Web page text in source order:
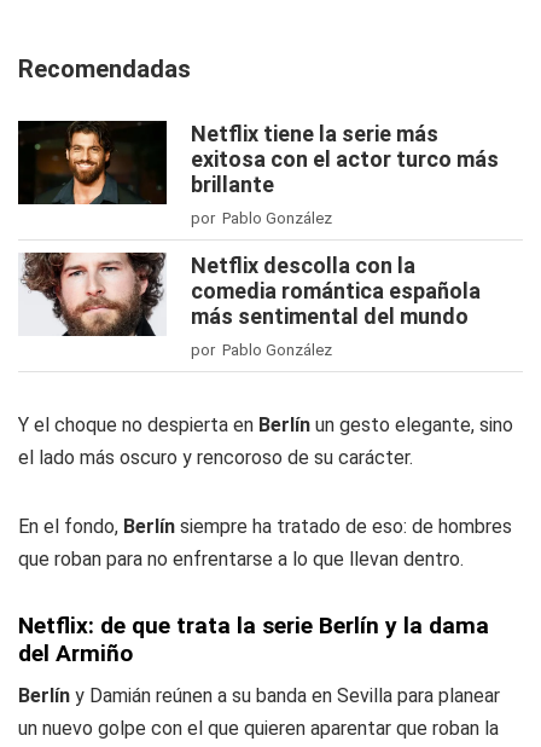
Recomendadas
Netflix tiene la serie más
exitosa con el actor turco más
brillante
por Pablo González
Netflix descolla con la
comedia romántica española
más sentimental del mundo
por Pablo González
Y el choque no despierta en Berlín un gesto elegante, sino
el lado más oscuro y rencoroso de su carácter.
En el fondo, Berlín siempre ha tratado de eso: de hombres
que roban para no enfrentarse a lo que llevan dentro.
Netflix: de que trata la serie Berlín y la dama
del Armiño
Berlín y Damián reúnen a su banda en Sevilla para planear
un nuevo golpe con el que quieren aparentar que roban la